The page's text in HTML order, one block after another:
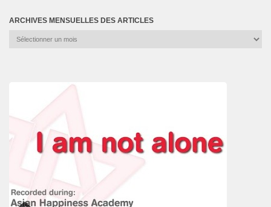
ARCHIVES MENSUELLES DES ARTICLES
Archives